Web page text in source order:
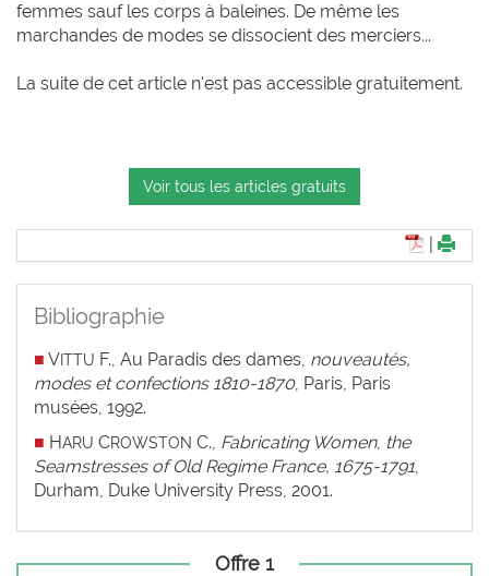
femmes sauf les corps à baleines. De même les
marchandes de modes se dissocient des merciers...
La suite de cet article n'est pas accessible gratuitement.
Voir tous les articles gratuits
Bibliographie
■ VITTU F., Au Paradis des dames, nouveautés,
modes et confections 1810-1870, Paris, Paris
musées, 1992.
■ HARU CROWSTON C., Fabricating Women, the
Seamstresses of Old Regime France, 1675-1791,
Durham, Duke University Press, 2001.
Offre 1